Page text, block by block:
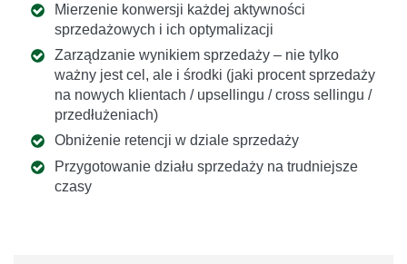
Mierzenie konwersji każdej aktywności
sprzedażowych i ich optymalizacji
Zarządzanie wynikiem sprzedaży – nie tylko
ważny jest cel, ale i środki (jaki procent sprzedaży
na nowych klientach / upsellingu / cross sellingu /
przedłużeniach)
Obniżenie retencji w dziale sprzedaży
Przygotowanie działu sprzedaży na trudniejsze
czasy